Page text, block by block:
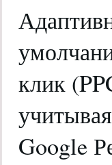
клик
Google